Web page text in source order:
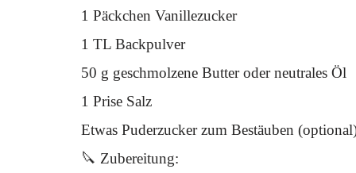
1 Päckchen Vanillezucker
1 TL Backpulver
50 g geschmolzene Butter oder neutrales Öl
1 Prise Salz
Etwas Puderzucker zum Bestäuben
🔪 Zubereitung: